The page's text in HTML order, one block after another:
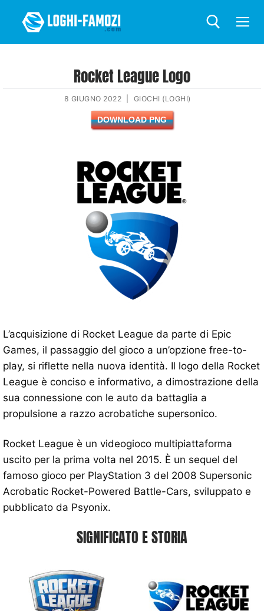
Rocket League Logo
8 GIUGNO 2022 GIOCHI (LOGHI)
DOWNLOAD PNG
L’acquisizione di Rocket League da parte di Epic
Games, il passaggio del gioco a un’opzione free-to-
play, si riflette nella nuova identità. Il logo della Rocket
League è conciso e informativo, a dimostrazione della
sua connessione con le auto da battaglia a
propulsione a razzo acrobatiche supersonico.
Rocket League è un videogioco multipiattaforma
uscito per la prima volta nel 2015. È un sequel del
famoso gioco per PlayStation 3 del 2008 Supersonic
Acrobatic Rocket-Powered Battle-Cars, sviluppato e
pubblicato da Psyonix.
SIGNIFICATO E STORIA